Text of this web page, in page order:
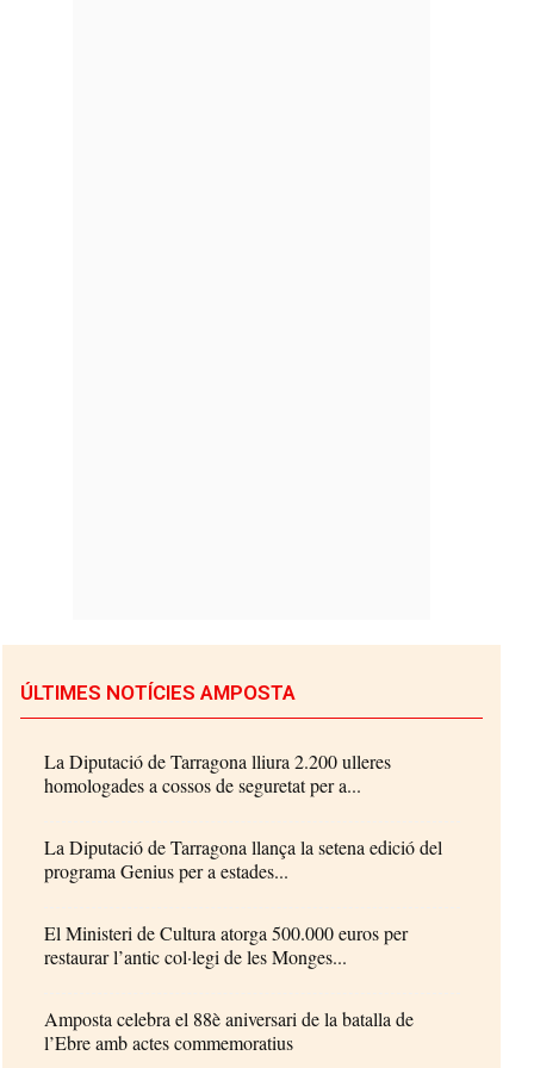
ÚLTIMES NOTÍCIES AMPOSTA
La Diputació de Tarragona lliura 2.200 ulleres
homologades a cossos de seguretat per a...
La Diputació de Tarragona llança la setena edició del
programa Genius per a estades...
El Ministeri de Cultura atorga 500.000 euros per
restaurar l’antic col·legi de les Monges...
Amposta celebra el 88è aniversari de la batalla de
l’Ebre amb actes commemoratius